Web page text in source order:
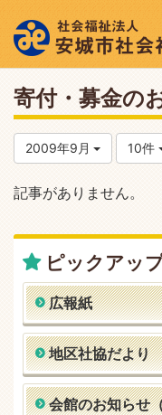
寄付・募金の
2009年9月 10件
記事がありません。
ピックアッ
広報紙
地区社協だより
会館のお知らせ